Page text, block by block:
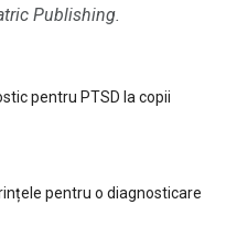
Publishing.
pentru PTSD la copii
pentru o diagnosticare